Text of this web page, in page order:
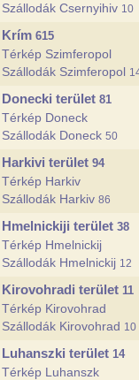
Szállodák Csernyihiv 10
Krím 615
Térkép Szimferopol
Szállodák Szimferopol
Donecki terület 81
Térkép Doneck
Szállodák Doneck 50
Harkivi terület 94
Térkép Harkiv
Szállodák Harkiv 86
Hmelnickiji terület 38
Térkép Hmelnickij
Szállodák Hmelnickij 12
Kirovohradi terület 11
Térkép Kirovohrad
Szállodák Kirovohrad 10
Luhanszki terület 14
Térkép Luhanszk